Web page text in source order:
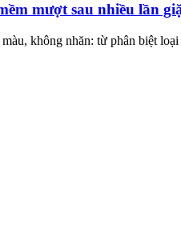
mượt sau nhiều lần
không nhăn: từ phân biệt